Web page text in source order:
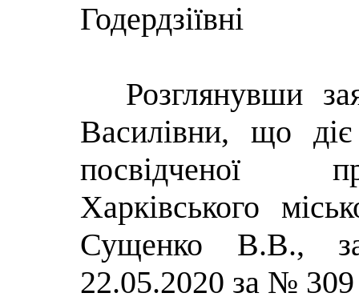
Годердзіївні
Розглянувши
Василівни, що діє
посвідченої
Харківського
Сущенко В.В.,
22.05.2020 за № 309